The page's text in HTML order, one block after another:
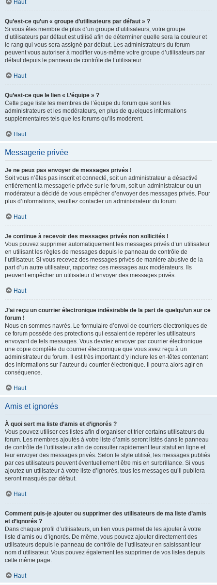
Haut
Qu’est-ce qu’un « groupe d’utilisateurs par défaut » ?
Si vous êtes membre de plus d’un groupe d’utilisateurs, votre groupe
d’utilisateurs par défaut est utilisé afin de déterminer quelle sera la couleur et
le rang qui vous sera assigné par défaut. Les administrateurs du forum
peuvent vous autoriser à modifier vous-même votre groupe d’utilisateurs par
défaut depuis le panneau de contrôle de l’utilisateur.
Haut
Qu’est-ce que le lien « L’équipe » ?
Cette page liste les membres de l’équipe du forum que sont les
administrateurs et les modérateurs, en plus de quelques informations
supplémentaires tels que les forums qu’ils modèrent.
Haut
Messagerie privée
Je ne peux pas envoyer de messages privés !
Soit vous n’êtes pas inscrit et connecté, soit un administrateur a désactivé
entièrement la messagerie privée sur le forum, soit un administrateur ou un
modérateur a décidé de vous empêcher d’envoyer des messages privés. Pour
plus d’informations, veuillez contacter un administrateur du forum.
Haut
Je continue à recevoir des messages privés non sollicités !
Vous pouvez supprimer automatiquement les messages privés d’un utilisateur
en utilisant les règles de messages depuis le panneau de contrôle de
l’utilisateur. Si vous recevez des messages privés de manière abusive de la
part d’un autre utilisateur, rapportez ces messages aux modérateurs. Ils
peuvent empêcher un utilisateur d’envoyer des messages privés.
Haut
J’ai reçu un courrier électronique indésirable de la part de quelqu’un sur ce
forum !
Nous en sommes navrés. Le formulaire d’envoi de courriers électroniques de
ce forum possède des protections qui essaient de repérer les utilisateurs
envoyant de tels messages. Vous devriez envoyer par courrier électronique
une copie complète du courrier électronique que vous avez reçu à un
administrateur du forum. Il est très important d’y inclure les en-têtes contenant
des informations sur l’auteur du courrier électronique. Il pourra alors agir en
conséquence.
Haut
Amis et ignorés
À quoi sert ma liste d’amis et d’ignorés ?
Vous pouvez utiliser ces listes afin d’organiser et trier certains utilisateurs du
forum. Les membres ajoutés à votre liste d’amis seront listés dans le panneau
de contrôle de l’utilisateur afin de consulter rapidement leur statut en ligne et
leur envoyer des messages privés. Selon le style utilisé, les messages publiés
par ces utilisateurs peuvent éventuellement être mis en surbrillance. Si vous
ajoutez un utilisateur à votre liste d’ignorés, tous les messages qu’il publiera
seront masqués par défaut.
Haut
Comment puis-je ajouter ou supprimer des utilisateurs de ma liste d’amis
et d’ignorés ?
Dans chaque profil d’utilisateurs, un lien vous permet de les ajouter à votre
liste d’amis ou d’ignorés. De même, vous pouvez ajouter directement des
utilisateurs depuis le panneau de contrôle de l’utilisateur en saisissant leur
nom d’utilisateur. Vous pouvez également les supprimer de vos listes depuis
cette même page.
Haut